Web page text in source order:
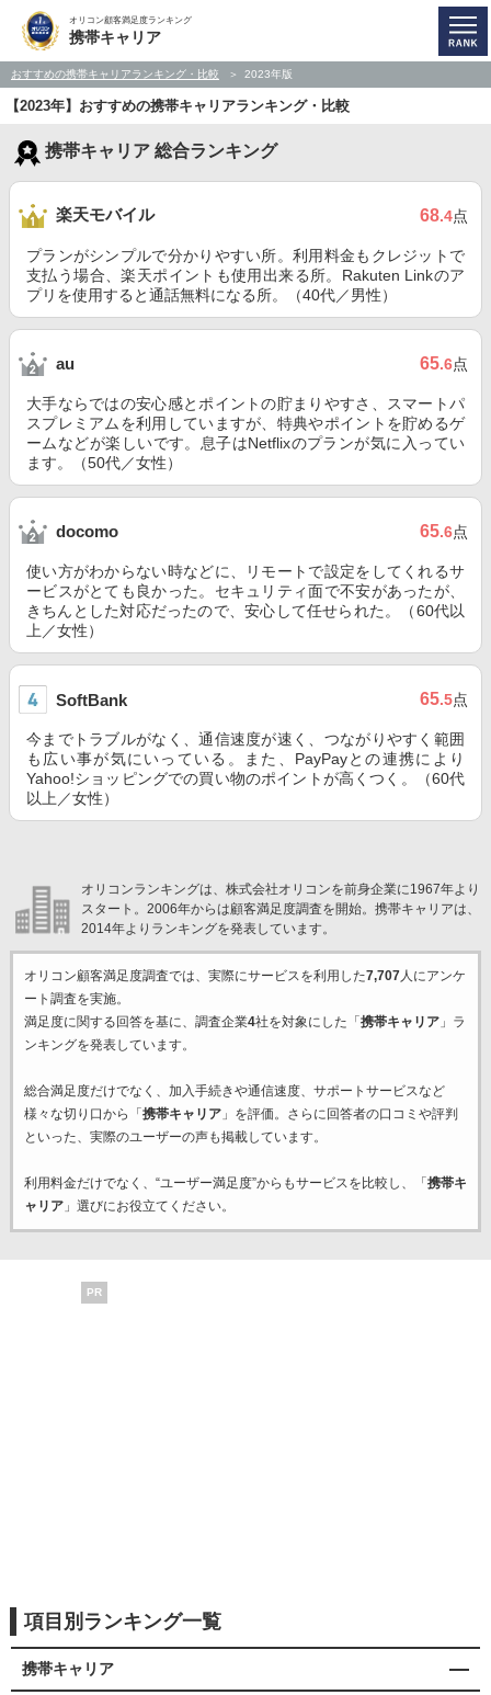
オリコン顧客満足度ランキング
携帯キャリア
おすすめの携帯キャリアランキング・比較 2023年版
【2023年】おすすめの携帯キャリアランキング・比較
携帯キャリア 総合ランキング
楽天モバイル 68.4点
プランがシンプルで分かりやすい所。利用料金もクレジットで
支払う場合、楽天ポイントも使用出来る所。Rakuten Linkのア
プリを使用すると通話無料になる所。（40代／男性）
au 65.6点
大手ならではの安心感とポイントの貯まりやすさ、スマートパ
スプレミアムを利用していますが、特典やポイントを貯めるゲ
ームなどが楽しいです。息子はNetflixのプランが気に入ってい
ます。（50代／女性）
docomo 65.6点
使い方がわからない時などに、リモートで設定をしてくれるサ
ービスがとても良かった。セキュリティ面で不安があったが、
きちんとした対応だったので、安心して任せられた。（60代以
上／女性）
SoftBank 65.5点
今までトラブルがなく、通信速度が速く、つながりやすく範囲
も広い事が気にいっている。また、PayPayとの連携により
Yahoo!ショッピングでの買い物のポイントが高くつく。（60代
以上／女性）
オリコンランキングは、株式会社オリコンを前身企業に1967年より
スタート。2006年からは顧客満足度調査を開始。携帯キャリアは、
2014年よりランキングを発表しています。
オリコン顧客満足度調査では、実際にサービスを利用した7,707人にアンケ
ート調査を実施。
満足度に関する回答を基に、調査企業4社を対象にした「 携帯キャリア」ラ
ンキングを発表しています。
総合満足度だけでなく、加入手続きや通信速度、サポートサービスなど
様々な切り口から「 携帯キャリア」を評価。さらに回答者の口コミや評判
といった、実際のユーザーの声も掲載しています。
利用料金だけでなく、“ユーザー満足度”からもサービスを比較し、「 携帯キ
ャリア」選びにお役立てください。
PR
項目別ランキング一覧
携帯キャリア